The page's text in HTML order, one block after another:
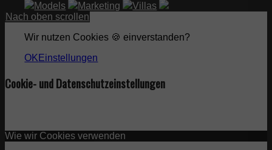
Models Marketing
Villas
Nach oben scrollen
Wir nutzen Cookies 🍪 einverstanden?
OK Einstellungen
Cookie- und Datenschutzeinstellungen
Wie wir Cookies verwenden